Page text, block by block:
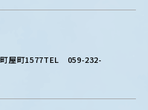
屋町1577TEL 059-232-